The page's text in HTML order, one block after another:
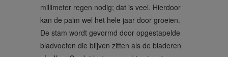
millimeter regen nodig; dat is veel. Hierdoor
kan de palm wel het hele jaar door groeien.
De stam wordt gevormd door opgestapelde
bladvoeten die blijven zitten als de bladeren